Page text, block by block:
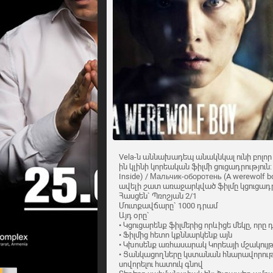
Vela-ն աննախադեպ անակնկալ ունի
ին կլինի կորեական ֆիլմի
Inside) / Мальчик-оборотень (A werewolf
ավելի շատ առաջարկված ֆիլմը
Հասցեն` Պռոշյան 2/1
Մուտքավճարը` 1000 դրամ
Այդ օրը`
• Կցուցարենք ֆիլմերից որևիցե մեկը, որը
• Ֆիլմից հետո կքննարկենք այն
• Կխոսենք առհասարակ Կորեայի
• Ցանկացողները կստանան
սովորելու հատուկ գնով